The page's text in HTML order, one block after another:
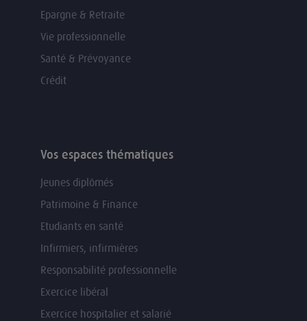
Epargne & Retraite
Vie professionnelle
Santé & Prévoyance
Crédit
Vos espaces thématiques
Jeunes diplômés
Patrimoine & Finance
Etudiants en santé
Infirmiers, infirmières
Responsabilité professionnelle
Exercice libéral
Exercice hospitalier et salarié